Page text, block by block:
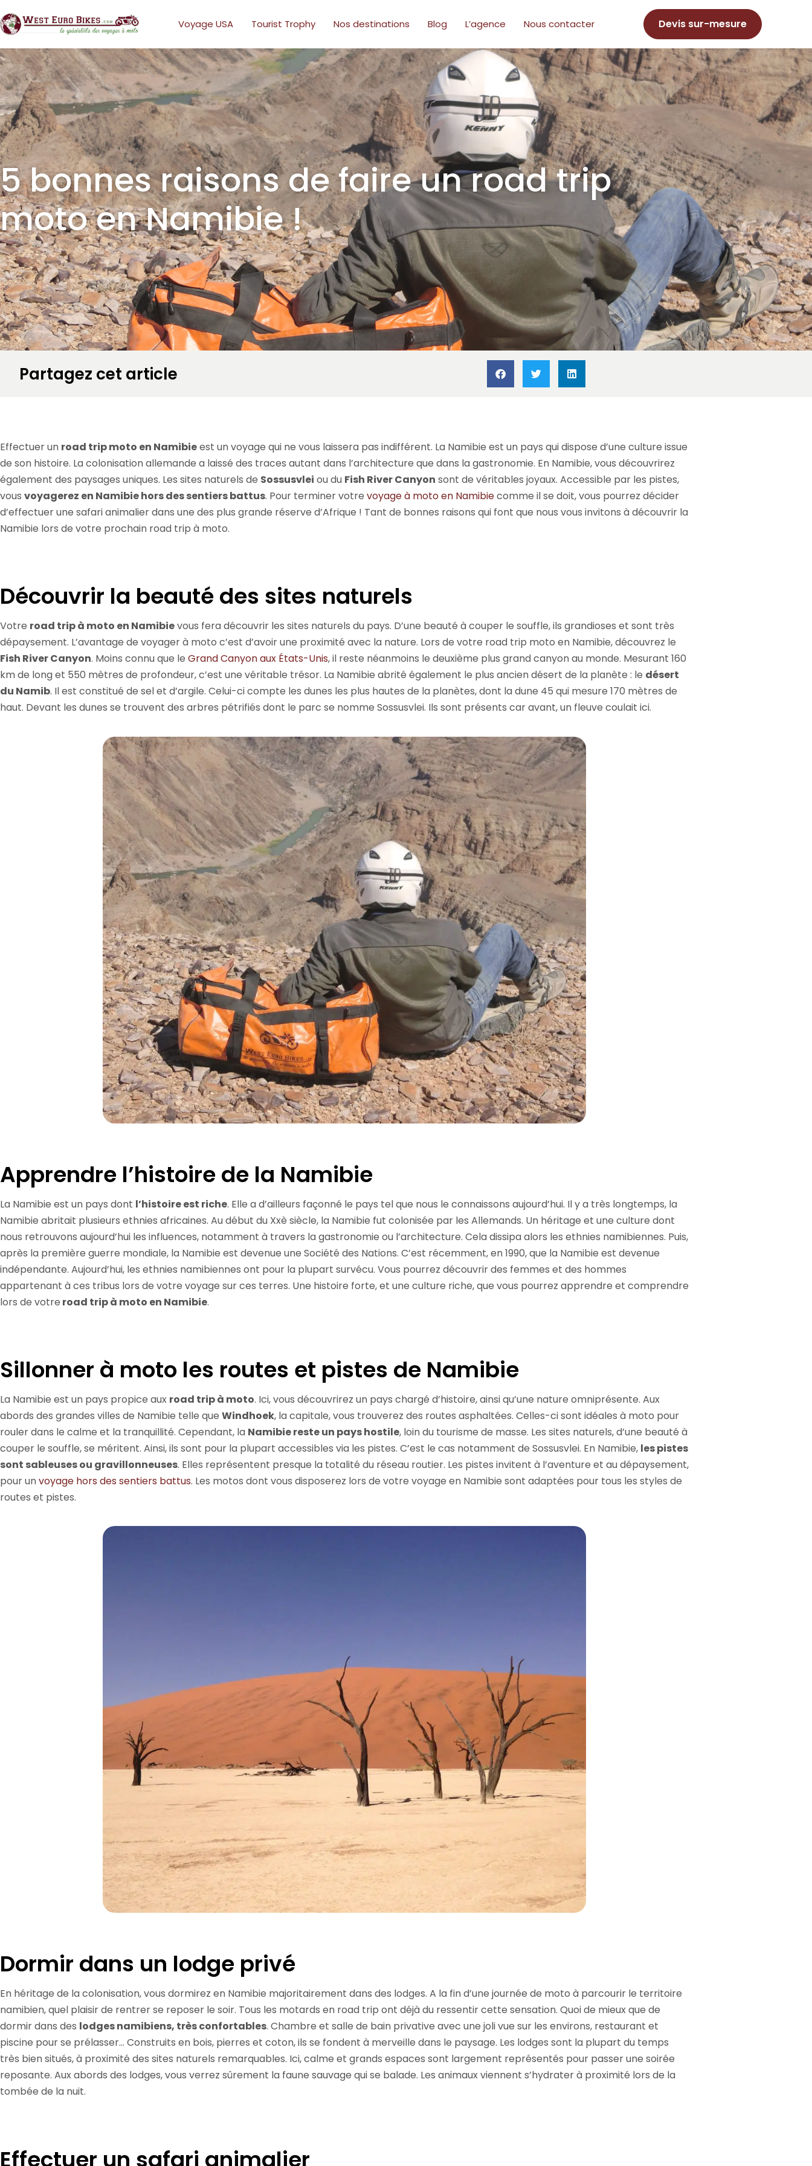
Voyage USA Tourist Trophy Nos destinations Blog L’agence Nous contacter Devis sur-mesure
5 bonnes raisons de faire un road trip
moto en Namibie !
Partagez cet article
Effectuer un road trip moto en Namibieest un voyage qui ne vous laissera pas indifférent. La Namibie est un pays qui dispose d’une culture issue
de son histoire. La colonisation allemande a laissé des traces autant dans l’architecture que dans la gastronomie. En Namibie, vous découvrirez
également des paysages uniques. Les sites naturels de Sossusvlei ou du Fish River Canyon sont de véritables joyaux. Accessible par les pistes,
vous voyagerez en Namibie hors des sentiers battus. Pour terminer votre voyage à moto en Namibiecomme il se doit, vous pourrez décider
d’effectuer une safari animalier dans une des plus grande réserve d’Afrique ! Tant de bonnes raisons qui font que nous vous invitons à découvrir la
Namibie lors de votre prochain road trip à moto.
Découvrir la beauté des sites naturels
Votre road trip à moto en Namibievous fera découvrir les sites naturels du pays. D’une beauté à couper le souffle, ils grandioses et sont très
dépaysement. L’avantage de voyager à moto c’est d’avoir une proximité avec la nature. Lors de votre road trip moto en Namibie, découvrez le
Fish River Canyon. Moins connu que le Grand Canyon aux États-Unis, il reste néanmoins le deuxième plus grand canyon au monde. Mesurant 160
km de long et 550 mètres de profondeur, c’est une véritable trésor. La Namibie abrité également le plus ancien désert de la planète : le désert
du Namib. Il est constitué de sel et d’argile. Celui-ci compte les dunes les plus hautes de la planètes, dont la dune 45 qui mesure 170 mètres de
haut. Devant les dunes se trouvent des arbres pétrifiés dont le parc se nomme Sossusvlei. Ils sont présents car avant, un fleuve coulait ici.
Apprendre l’histoire de la Namibie
La Namibie est un pays dont l’histoire est riche. Elle a d’ailleurs façonné le pays tel que nous le connaissons aujourd’hui. Il y a très longtemps, la
Namibie abritait plusieurs ethnies africaines. Au début du Xxè siècle, la Namibie fut colonisée par les Allemands. Un héritage et une culture dont
nous retrouvons aujourd’hui les influences, notamment à travers la gastronomie ou l’architecture. Cela dissipa alors les ethnies namibiennes. Puis,
après la première guerre mondiale, la Namibie est devenue une Société des Nations. C’est récemment, en 1990, que la Namibie est devenue
indépendante. Aujourd’hui, les ethnies namibiennes ont pour la plupart survécu. Vous pourrez découvrir des femmes et des hommes
appartenant à ces tribus lors de votre voyage sur ces terres. Une histoire forte, et une culture riche, que vous pourrez apprendre et comprendre
lors de votre road trip à moto en Namibie.
Sillonner à moto les routes et pistes de Namibie
La Namibie est un pays propice aux road trip à moto. Ici, vous découvrirez un pays chargé d’histoire, ainsi qu’une nature omniprésente. Aux
abords des grandes villes de Namibie telle que Windhoek, la capitale, vous trouverez des routes asphaltées. Celles-ci sont idéales à moto pour
rouler dans le calme et la tranquillité. Cependant, la Namibie reste un pays hostile, loin du tourisme de masse. Les sites naturels, d’une beauté à
couper le souffle, se méritent. Ainsi, ils sont pour la plupart accessibles via les pistes. C’est le cas notamment de Sossusvlei. En Namibie, les pistes
sont sableuses ou gravillonneuses. Elles représentent presque la totalité du réseau routier. Les pistes invitent à l’aventure et au dépaysement,
pour unvoyage hors des sentiers battus. Les motos dont vous disposerez lors de votre voyage en Namibie sont adaptées pour tous les styles de
routes et pistes.
Dormir dans un lodge privé
En héritage de la colonisation, vous dormirez en Namibie majoritairement dans des lodges. A la fin d’une journée de moto à parcourir le territoire
namibien, quel plaisir de rentrer se reposer le soir. Tous les motards en road trip ont déjà du ressentir cette sensation. Quoi de mieux que de
dormir dans des lodges namibiens, très confortables. Chambre et salle de bain privative avec une joli vue sur les environs, restaurant et
piscine pour se prélasser… Construits en bois, pierres et coton, ils se fondent à merveille dans le paysage. Les lodges sont la plupart du temps
très bien situés, à proximité des sites naturels remarquables. Ici, calme et grands espaces sont largement représentés pour passer une soirée
reposante. Aux abords des lodges, vous verrez sûrement la faune sauvage qui se balade. Les animaux viennent s’hydrater à proximité lors de la
tombée de la nuit.
Effectuer un safari animalier